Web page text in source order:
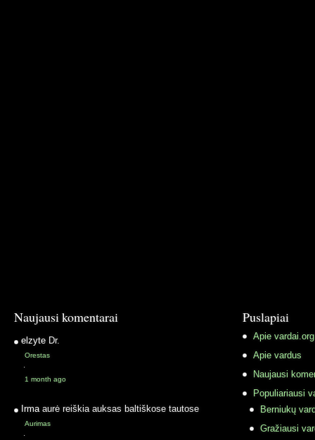
Naujausi komentarai
elzyte Dr.
Orestas
·
1 month ago
Irma aurė reiškia auksas baltiškose tautose
Aurimas
·
Puslapiai
Apie vardai.org
Apie vardus
Naujausi
Populiariausi
Berniukų
Gražiausi